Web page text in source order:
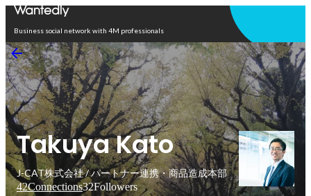
Business social network with 4M professionals
Takuya Kato
J-CAT株式会社 / パートナー連携・商品造成本部
42Connections32Followers